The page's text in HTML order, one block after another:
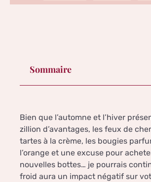
Sommaire
Bien que l’automne et l’hiver
zillion d’avantages, les feux de
tartes à la crème, les bougies
l’orange et une excuse pour
nouvelles bottes… je pourrais
froid aura un impact négatif sur